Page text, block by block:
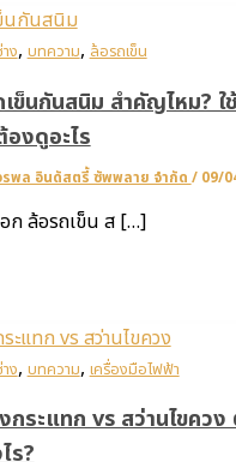
ง,บทความ,ล้อรถเข็น
ข็นกันสนิม สำคัญไหม? ใ
งดูอะไร
รพล อินดัสตรี้ ซัพพลาย จำกัด / 09/
อก ล้อรถเข็น ส […]
ง, บทความ, เครื่องมือไฟฟ้า
กระแทก vs สว่านไขคว
ร?